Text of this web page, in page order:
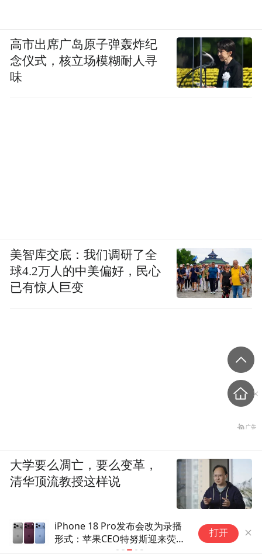
iPhone 18 Pro发布会改为录播
形式：苹果CEO特努斯迎来荧幕
打开
高市出席广岛原子弹轰炸纪
念仪式，核立场模糊耐人寻
味
美智库交底：我们调研了全
球4.2万人的中美偏好，民心
已有惊人巨变
大学要么凋亡，要么变革，
清华顶流教授这样说